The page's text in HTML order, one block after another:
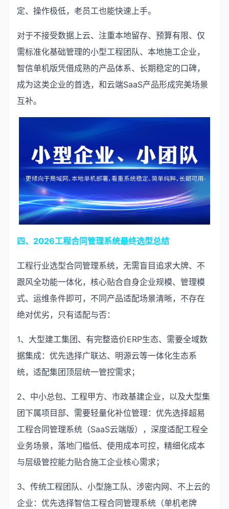
定、操作极低，老员工也能快速上手。
对于不接受数据上云、注重本地留存、预算有限、仅
需标准化基础管理的小型工程团队、本地施工企业，
智信单机版凭借成熟的产品体系、长期稳定的口碑，
成为这类企业的首选，和云端SaaS产品形成完美场景
互补。
四、2026工程合同管理系统最终选型总结
工程行业选型合同管理系统，无需盲目追求大牌、不
跟风全功能一体化，核心贴合自身企业规模、管理模
式、运维条件即可，不同产品适配场景清晰，不存在
绝对优劣，只有适配与否：
1、大型建工集团、有完整造价ERP生态、需要全域数
据集成：优先选择广联达、明源云等一体化生态系
统，适配集团顶层统一管控需求；
2、中小总包、工程甲方、市政基建企业，以及大型集
团下属项目部、需要轻量化补位管理：优先选择超易
工程合同管理系统（SaaS云端版），深度适配工程全
业务场景，落地门槛低、使用成本可控，精细化成本
与层级管控能力贴合施工企业核心需求；
3、传统工程团队、小型施工队、涉密内网、不上云的
企业：优先选择智信工程合同管理系统（单机老牌